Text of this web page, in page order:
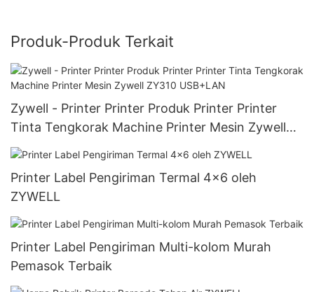
Produk-Produk Terkait
Zywell - Printer Printer Produk Printer Printer
Tinta Tengkorak Machine Printer Mesin Zywell
ZY310 USB+LAN
Printer Label Pengiriman Termal 4x6 oleh
ZYWELL
Printer Label Pengiriman Multi-kolom Murah
Pemasok Terbaik